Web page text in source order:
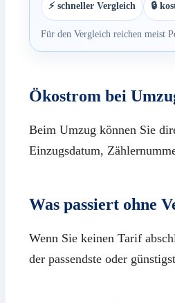
⚡ schneller Vergleich 🔒
Für den Vergleich reichen meist
Ökostrom bei
Beim Umzug können Sie
Einzugsdatum,
Was passiert ohne
Wenn Sie keinen Tarif
der passendste oder